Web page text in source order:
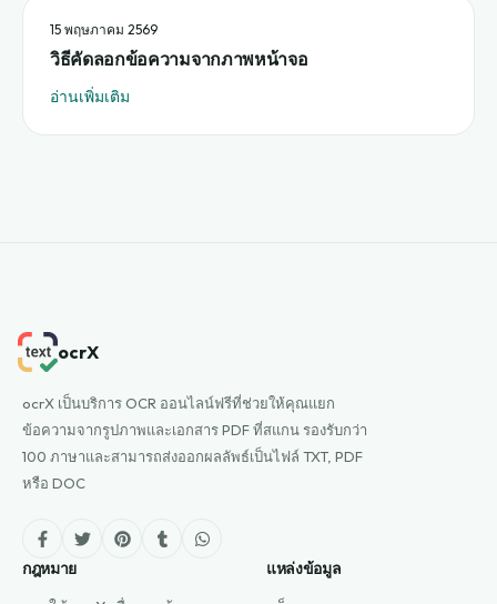
15 พฤษภาคม 2569
วิธีคัดลอกข้อความจากภาพหน้าจอ
อ่านเพิ่มเติม
ocrX
ocrX เป็นบริการ OCR ออนไลน์ฟรีที่ช่วยให้คุณแยก
ข้อความจากรูปภาพและเอกสาร PDF ที่สแกน รองรับกว่า
100 ภาษาและสามารถส่งออกผลลัพธ์เป็นไฟล์ TXT, PDF
หรือ DOC
กฎหมาย แหล่งข้อมูล